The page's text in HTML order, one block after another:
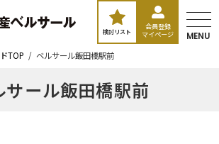
検討リスト
会員登録
マイページ
MENU
TOP ベルサール飯田橋駅前
サール飯田橋駅前